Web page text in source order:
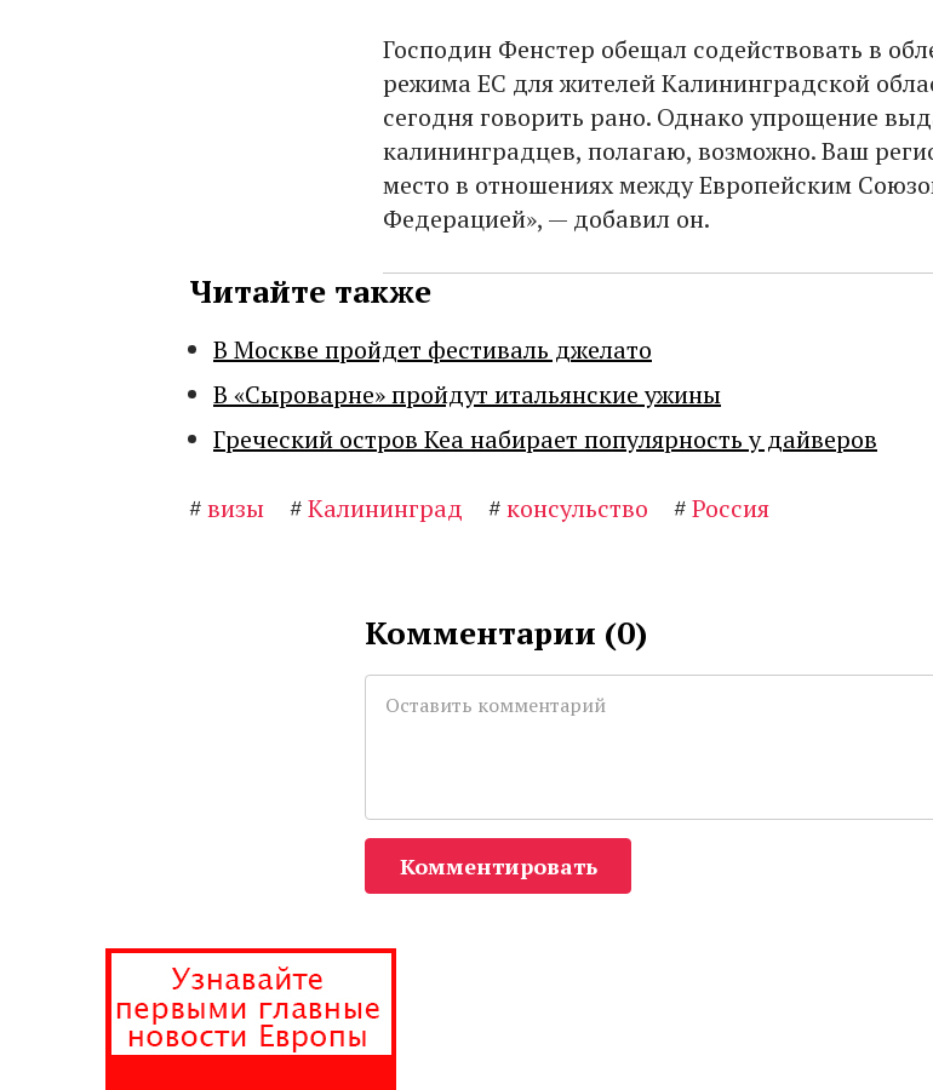
Господин Фенстер обещал содействовать в
режима ЕС для жителей Калининградской
сегодня говорить рано. Однако упрощение
калининградцев, полагаю, возможно. Ваш
место в отношениях между Европейским
Федерацией», — добавил он.
Читайте также
В Москве пройдет фестиваль джелато
В «Сыроварне» пройдут итальянские ужины
Греческий остров Кеа набирает популярность у дайверов
#визы #Калининград #консульство #Россия
Комментарии (0)
Комментировать